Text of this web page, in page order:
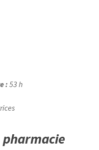
: 53 h